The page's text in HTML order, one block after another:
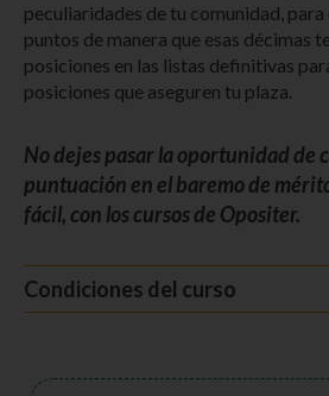
peculiaridades de tu comunidad,
puntos de manera que esas décimas
posiciones en las listas definitivas
posiciones que aseguren tu plaza.
No dejes pasar la oportunidad de
puntuación en el baremo de
fácil, con los cursos de Opositer.
Condiciones del curso